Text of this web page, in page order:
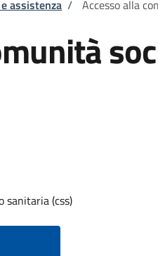
assistenza / Accesso alla
sanitaria (css)